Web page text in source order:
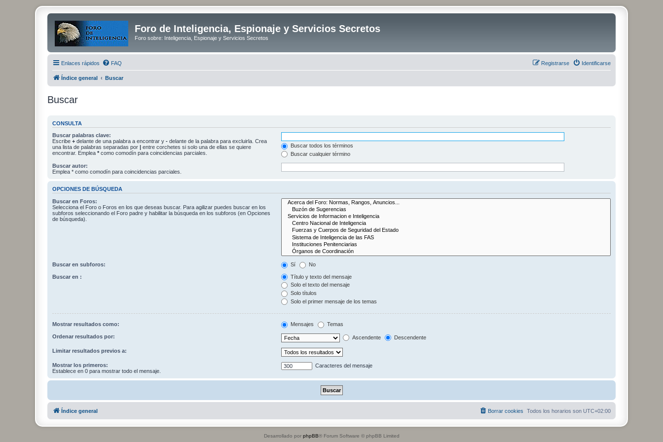
Foro de Inteligencia, Espionaje y Servicios Secretos
Foro sobre: Inteligencia, Espionaje y Servicios Secretos
Enlaces rápidos FAQ Identificarse
Registrarse
Índice general Buscar
Buscar
CONSULTA
Buscar palabras clave:
Escribe + delante de una palabra a encontrar y - delante de la palabra para excluirla. Crea
una lista de palabras separadas por | entre corchetes si solo una de ellas se quiere
encontrar. Emplea * como comodín para coincidencias parciales.
Buscar todos los términos
Buscar cualquier término
Buscar autor:
Emplea * como comodín para coincidencias parciales.
OPCIONES DE BÚSQUEDA
Buscar en Foros:
Selecciona el Foro o Foros en los que deseas buscar. Para agilizar puedes buscar en los
subforos seleccionando el Foro padre y habilitar la búsqueda en los subforos (en Opciones
de búsqueda).
Buscar en subforos: Sí No
Buscar en :
Título y texto del mensaje
Solo el texto del mensaje
Solo títulos
Solo el primer mensaje de los temas
Mostrar resultados como: Mensajes Temas
Ordenar resultados por: Ascendente Descendente
Limitar resultados previos a:
Mostrar los primeros:
Establece en 0 para mostrar todo el mensaje.
Caracteres del mensaje
Índice general Todos los horarios son UTC+02:00
Borrar cookies
Desarrollado por phpBB® Forum Software © phpBB Limited